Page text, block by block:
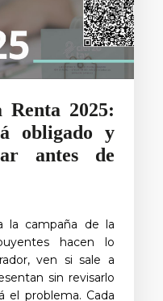
Renta 2025:
obligado y
antes de
la campaña de la
hacen lo
ven si sale a
sin revisarlo
el problema. Cada